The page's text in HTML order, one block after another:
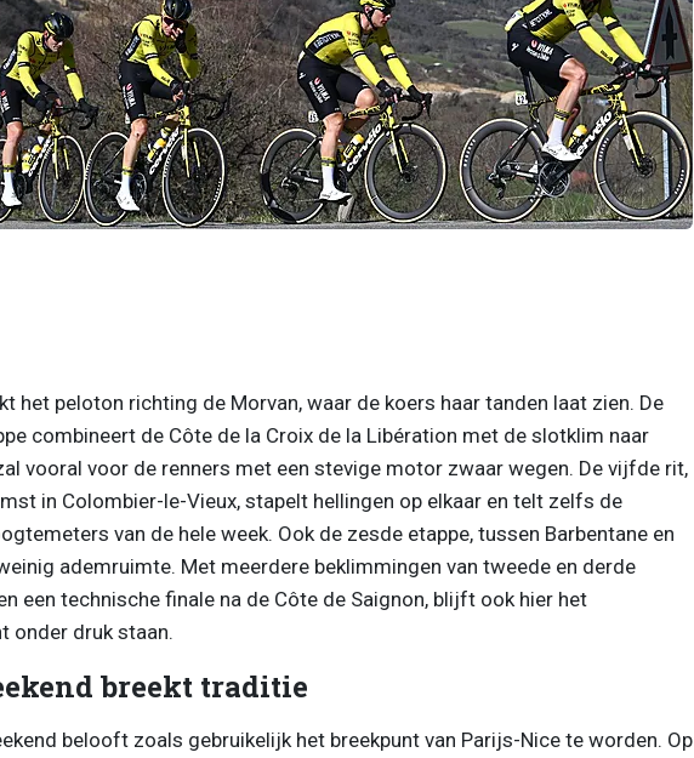
het peloton richting de Morvan, waar de koers haar tanden laat zien. De
combineert de Côte de la Croix de la Libération met de slotklim naar
vooral voor de renners met een stevige motor zwaar wegen. De vijfde rit,
in Colombier-le-Vieux, stapelt hellingen op elkaar en telt zelfs de
van de hele week. Ook de zesde etappe, tussen Barbentane en
ademruimte. Met meerdere beklimmingen van tweede en derde
een technische finale na de Côte de Saignon, blijft ook hier het
onder druk staan.
breekt traditie
belooft zoals gebruikelijk het breekpunt van Parijs-Nice te worden. Op